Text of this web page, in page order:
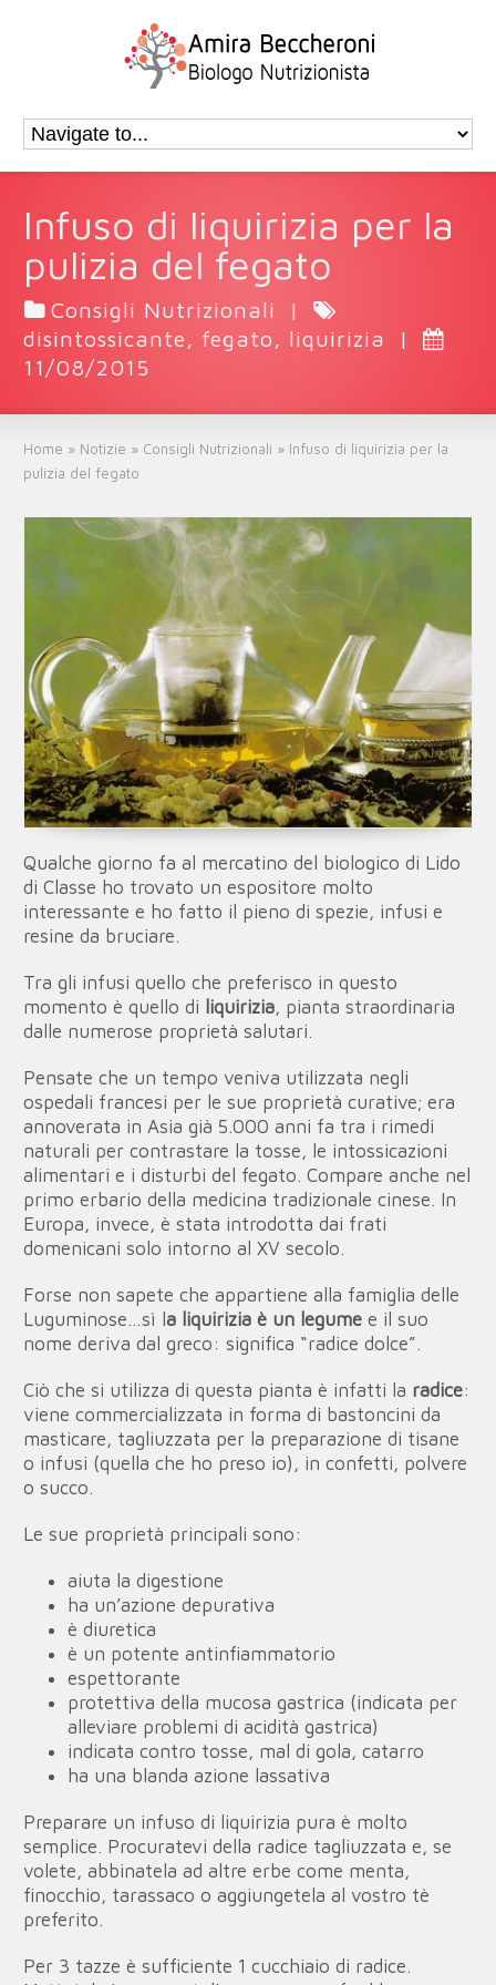
Infuso di liquirizia per la
pulizia del fegato
Consigli Nutrizionali
|
disintossicante, fegato, liquirizia
|
11/08/2015
Home » Notizie » Consigli Nutrizionali » Infuso di liquirizia per la
pulizia del fegato
Qualche giorno fa al mercatino del biologico di Lido
di Classe ho trovato un espositore molto
interessante e ho fatto il pieno di spezie, infusi e
resine da bruciare.
Tra gli infusi quello che preferisco in questo
momento è quello di liquirizia, pianta straordinaria
dalle numerose proprietà salutari.
Pensate che un tempo veniva utilizzata negli
ospedali francesi per le sue proprietà curative; era
annoverata in Asia già 5.000 anni fa tra i rimedi
naturali per contrastare la tosse, le intossicazioni
alimentari e i disturbi del fegato. Compare anche nel
primo erbario della medicina tradizionale cinese. In
Europa, invece, è stata introdotta dai frati
domenicani solo intorno al XV secolo.
Forse non sapete che appartiene alla famiglia delle
Luguminose…sì la liquirizia è un legume e il suo
nome deriva dal greco: significa “radice dolce”.
Ciò che si utilizza di questa pianta è infatti la radice:
viene commercializzata in forma di bastoncini da
masticare, tagliuzzata per la preparazione di tisane
o infusi (quella che ho preso io), in confetti, polvere
o succo.
Le sue proprietà principali sono:
aiuta la digestione
ha un’azione depurativa
è diuretica
è un potente antinfiammatorio
espettorante
protettiva della mucosa gastrica (indicata per
alleviare problemi di acidità gastrica)
indicata contro tosse, mal di gola, catarro
ha una blanda azione lassativa
Preparare un infuso di liquirizia pura è molto
semplice. Procuratevi della radice tagliuzzata e, se
volete, abbinatela ad altre erbe come menta,
finocchio, tarassaco o aggiungetela al vostro tè
preferito.
Per 3 tazze è sufficiente 1 cucchiaio di radice.